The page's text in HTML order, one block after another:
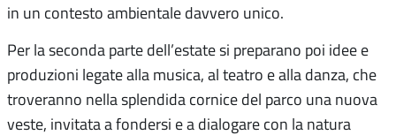
in un contesto ambientale davvero unico.
Per la seconda parte dell’estate si preparano poi idee e
produzioni legate alla musica, al teatro e alla danza, che
troveranno nella splendida cornice del parco una nuova
veste, invitata a fondersi e a dialogare con la natura